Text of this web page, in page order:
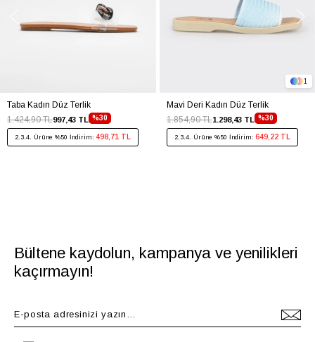
Taba Kadın Düz Terlik
%30
997,43 TL
1.424,90 TL
2.3.4. Ürüne %50 İndirim: 498,71 TL
Mavi Deri Kadın Düz Terlik
%30
1.298,43 TL
1.854,90 TL
2.3.4. Ürüne %50 İndirim: 649,22 TL
1
Bültene kaydolun, kampanya ve yenilikleri
kaçırmayın!